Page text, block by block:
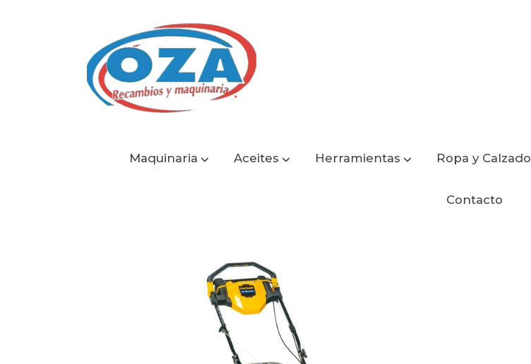
Maquinaria Aceites Herramientas Ropa y Calzado
Contacto